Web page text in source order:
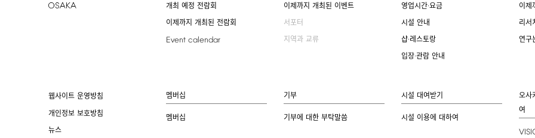
개최 예정 전람회
이제까지 개최된 전람회
Event calendar
이제까지 개최된 이벤트
서포터
지역과 교류
영업시간·요금
시설 안내
샵·레스토랑
입장·관람 안내
이
리서
연구
웹사이트 운영방침
개인정보 보호방침
뉴스
멤버십
멤버십
기부
기부에 대한 부탁말씀
시설 대여받기
시설 이용에 대하여
오사
여